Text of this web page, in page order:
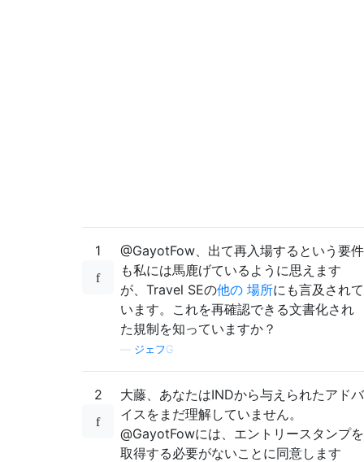
1
@GayotFow、出て再入場するという要件
も私には馬鹿げているように思えます
が、Travel SEの他の 場所にも言及されて
います。これを再確認できる文書化され
た規制を知っていますか？
ジェフG
2
大藤、あなたはINDから与えられたアドバ
イスをまだ理解していません。
@GayotFowには、エントリースタンプを
取得する必要がないことに同意します